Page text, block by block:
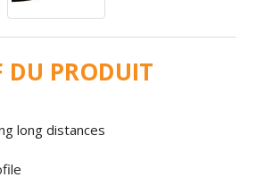
DU PRODUIT
long distances